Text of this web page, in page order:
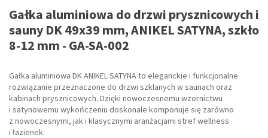
Gałka aluminiowa do drzwi prysznicowych i
sauny DK 49x39 mm, ANIKEL SATYNA, szkło
8-12 mm - GA-SA-002
Gałka aluminiowa DK ANIKEL SATYNA to eleganckie i funkcjonalne
rozwiązanie przeznaczone do drzwi szklanych w saunach oraz
kabinach prysznicowych. Dzięki nowoczesnemu wzornictwu
i satynowemu wykończeniu doskonale komponuje się zarówno
z nowoczesnymi, jak i klasycznymi aranżacjami stref wellness
i łazienek.